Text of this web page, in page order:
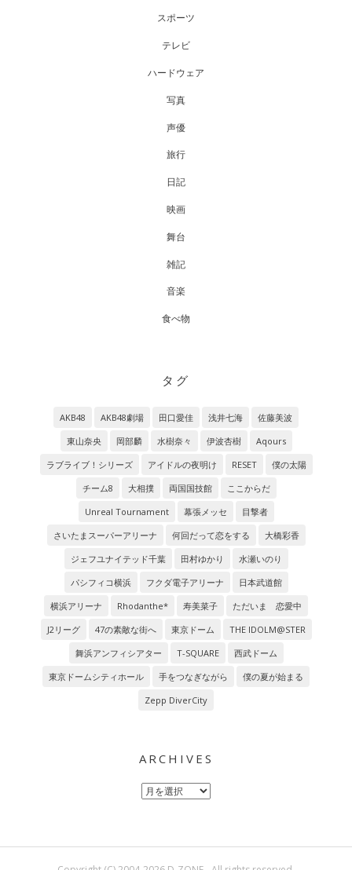
スポーツ
テレビ
ハードウェア
写真
声優
旅行
日記
映画
舞台
雑記
音楽
食べ物
タグ
AKB48 AKB48劇場 田口愛佳 浅井七海
佐藤美波
東山奈央
岡部麟 水樹奈々 伊波杏樹
Aqours
ラブライブ！シリーズ
アイドルの夜明け RESET
僕の太陽
チーム8
大相撲 両国国技館
ここからだ
Unreal Tournament
幕張メッセ
目撃者
さいたまスーパーアリーナ
何回だって恋をする
大橋彩香
ジェフユナイテッド千葉
田村ゆかり
水瀬いのり
パシフィコ横浜
フクダ電子アリーナ
日本武道館
横浜アリーナ
Rhodanthe* 寿美菜子
ただいま 恋愛中
J2リーグ
47の素敵な街へ 東京ドーム
THE IDOLM@STER
舞浜アンフィシアター
T-SQUARE
西武ドーム
東京ドームシティホール
手をつなぎながら
僕の夏が始まる
Zepp DiverCity
ARCHIVES
Archives